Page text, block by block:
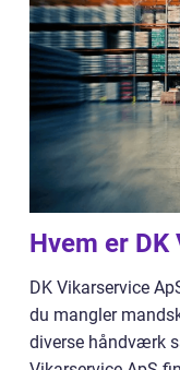
Hvem er DK
DK Vikarservice
du mangler
diverse håndværk